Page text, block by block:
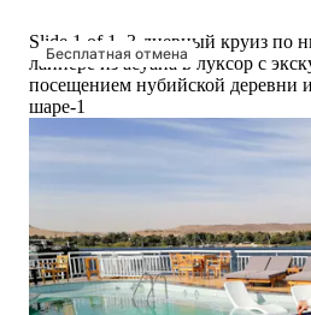
Бесплатная отмена
Slide 1 of 1, 3-дневный круиз по
лайнере из асуана в луксор с
посещением нубийской деревни
шаре-1